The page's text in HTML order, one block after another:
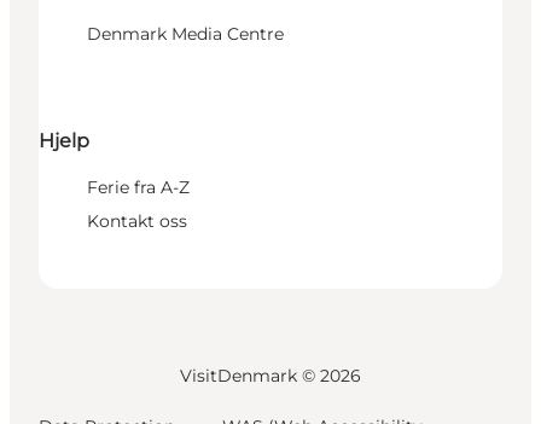
Denmark Media Centre
Hjelp
Ferie fra A-Z
Kontakt oss
VisitDenmark © 2026